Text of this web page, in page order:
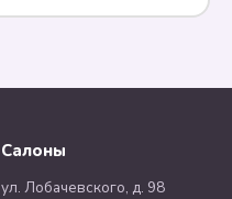
Салоны
ул. Лобачевского, д. 98